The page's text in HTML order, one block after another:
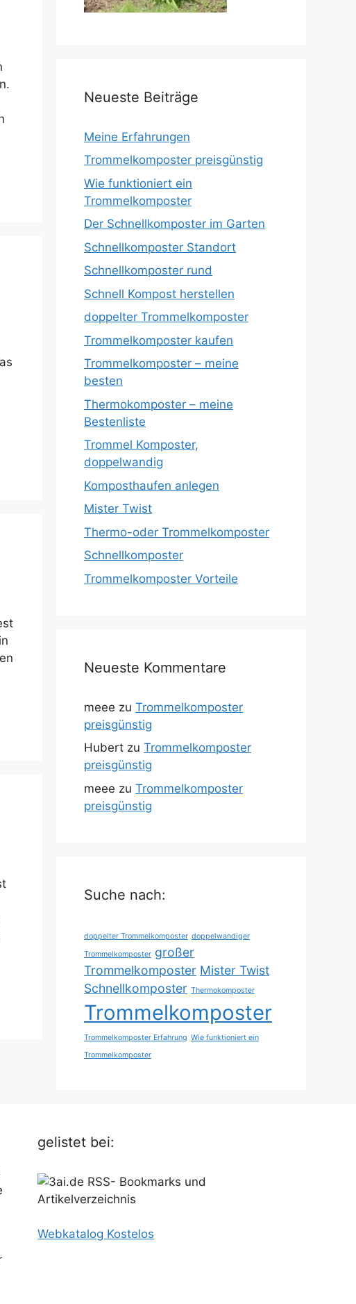
Neueste Beiträge
Meine Erfahrungen
Trommelkomposter preisgünstig
Wie funktioniert ein
Trommelkomposter
Der Schnellkomposter im Garten
Schnellkomposter Standort
Schnellkomposter rund
Schnell Kompost herstellen
doppelter Trommelkomposter
Trommelkomposter kaufen
Trommelkomposter – meine
besten
Thermokomposter – meine
Bestenliste
Trommel Komposter,
doppelwandig
Komposthaufen anlegen
Mister Twist
Thermo-oder Trommelkomposter
Schnellkomposter
Trommelkomposter Vorteile
Neueste Kommentare
meee zu Trommelkomposter
preisgünstig
Hubert zu Trommelkomposter
preisgünstig
meee zu Trommelkomposter
preisgünstig
Suche nach:
doppelter Trommelkomposter doppelwandiger
Trommelkomposter großer
Trommelkomposter Mister Twist
Schnellkomposter Thermokomposter
Trommelkomposter
Trommelkomposter Erfahrung Wie funktioniert ein
Trommelkomposter
gelistet bei:
Webkatalog Kostelos